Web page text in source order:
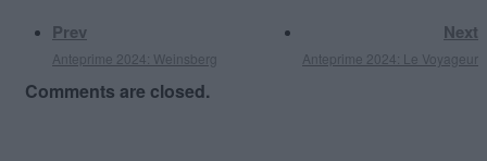
Prev
Anteprime 2024: Weinsberg
Next
Anteprime 2024: Le Voyageur
Comments are closed.